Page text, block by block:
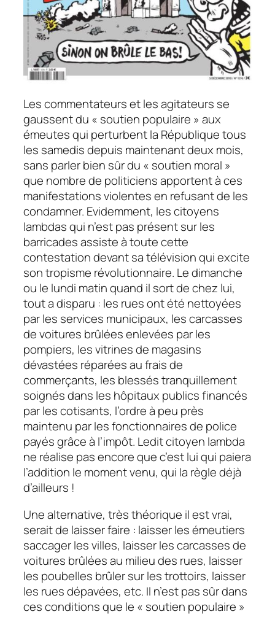
Les commentateurs et les agitateurs se
gaussent du « soutien populaire » aux
émeutes qui perturbent la République tous
les samedis depuis maintenant deux mois,
sans parler bien sûr du « soutien moral »
que nombre de politiciens apportent à ces
manifestations violentes en refusant de les
condamner. Evidemment, les citoyens
lambdas qui n’est pas présent sur les
barricades assiste à toute cette
contestation devant sa télévision qui excite
son tropisme révolutionnaire. Le dimanche
ou le lundi matin quand il sort de chez lui,
tout a disparu : les rues ont été nettoyées
par les services municipaux, les carcasses
de voitures brûlées enlevées par les
pompiers, les vitrines de magasins
dévastées réparées au frais de
commerçants, les blessés tranquillement
soignés dans les hôpitaux publics financés
par les cotisants, l’ordre à peu près
maintenu par les fonctionnaires de police
payés grâce à l’impôt. Ledit citoyen lambda
ne réalise pas encore que c’est lui qui paiera
l’addition le moment venu, qui la règle déjà
d’ailleurs !
Une alternative, très théorique il est vrai,
serait de laisser faire : laisser les émeutiers
saccager les villes, laisser les carcasses de
voitures brûlées au milieu des rues, laisser
les poubelles brûler sur les trottoirs, laisser
les rues dépavées, etc. Il n’est pas sûr dans
ces conditions que le « soutien populaire »